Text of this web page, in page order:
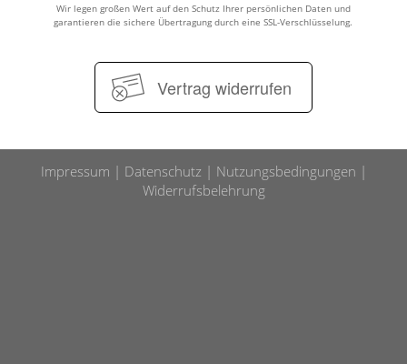
Wir legen großen Wert auf den Schutz Ihrer persönlichen Daten und
garantieren die sichere Übertragung durch eine SSL-Verschlüsselung.
Vertrag widerrufen
Impressum Datenschutz
Nutzungsbedingungen
Widerrufsbelehrung